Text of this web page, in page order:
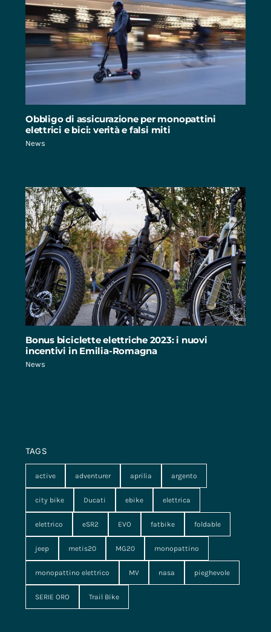
Obbligo di assicurazione per monopattini
elettrici e bici: verità e falsi miti
News
Bonus biciclette elettriche 2023: i nuovi
incentivi in Emilia-Romagna
News
TAGS
active adventurer aprilia argento
city bike Ducati ebike elettrica
elettrico eSR2 EVO fatbike foldable
jeep metis20 MG20 monopattino
monopattino elettrico MV nasa pieghevole
SERIE ORO Trail Bike